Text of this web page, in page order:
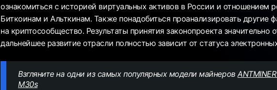
ознакомиться с историей виртуальных активов в России и отношением
Биткоинам и Альткинам. Также понадобиться проанализировать другие
на криптосообщество. Результаты принятия законопроекта значительно
дальнейшее развитие отрасли полностью зависит от статуса
Взгляните на одни из самых популярных модели майнеров
M30s